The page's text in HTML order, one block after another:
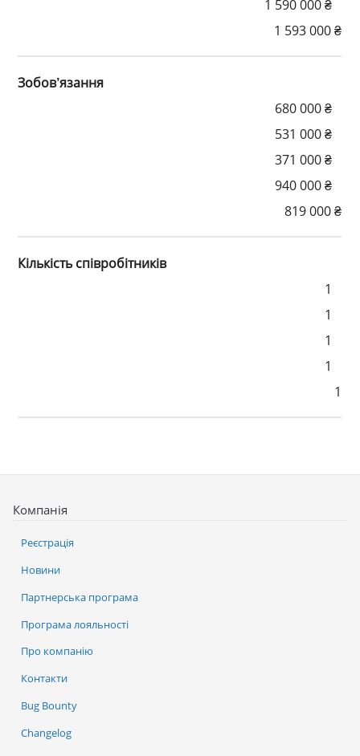
1 590 000 ₴
1 593 000 ₴
Зобов’язання
680 000 ₴
531 000 ₴
371 000 ₴
940 000 ₴
819 000 ₴
Кількість співробітників
1
1
1
1
1
Компанія
Реєстрація
Новини
Партнерська програма
Програма лояльності
Про компанію
Контакти
Bug Bounty
Changelog